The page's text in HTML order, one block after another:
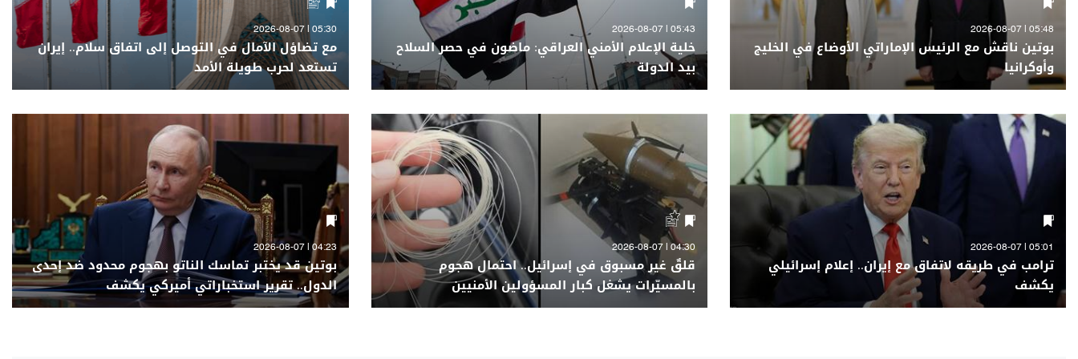
05:48 | 2026-08-07
بوتين ناقش مع الرئيس الإماراتي الأوضاع في الخليج
وأوكرانيا
05:43 | 2026-08-07
خلية الإعلام الأمني العراقي: ماضون في حصر السلاح
بيد الدولة
05:30 | 2026-08-07
مع تضاؤل الآمال في التوصل إلى اتفاق سلام.. إيران
تستعد لحرب طويلة الأمد
05:01 | 2026-08-07
ترامب في طريقه لاتفاق مع إيران.. إعلام إسرائيلي
يكشف
04:30 | 2026-08-07
قلقٌ غير مسبوق في إسرائيل.. احتمال هجوم
بالمسيّرات يشغل كبار المسؤولين الأمنيين
04:23 | 2026-08-07
بوتين قد يختبر تماسك الناتو بهجوم محدود ضد إحدى
الدول.. تقرير استخباراتي أميركي يكشف